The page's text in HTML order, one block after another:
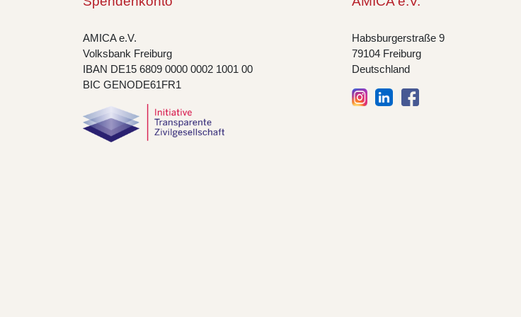
AMICA e.V.
Volksbank Freiburg
IBAN DE15 6809 0000 0002 1001 00
BIC GENODE61FR1
Habsburgerstraße 9
79104 Freiburg
Deutschland